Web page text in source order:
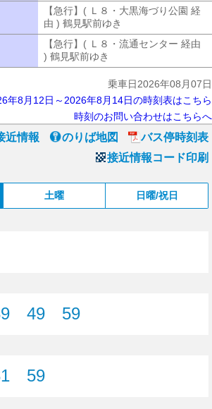
【急行】( Ｌ８・大黒海づり公園 経
由 ) 鶴見駅前ゆき
【急行】( Ｌ８・流通センター 経由
) 鶴見駅前ゆき
乗車日2026年08月07日
年8月12日～2026年8月14日の時刻表はこちら
時刻のお問い合わせはこちらへ
近情報 のりば地図
バス停時刻表
接近情報コード印刷
土曜 日曜/祝日
49
59
59